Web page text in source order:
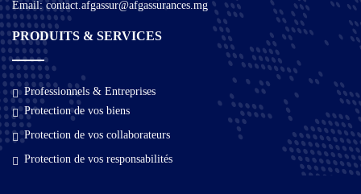
Email: contact.afgassur@afgassurances.mg
PRODUITS & SERVICES
Professionnels & Entreprises
Protection de vos biens
Protection de vos collaborateurs
Protection de vos responsabilités